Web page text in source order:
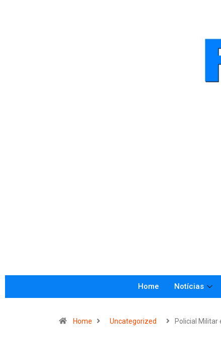
Home Notícias
Home Uncategorized Policial Militar